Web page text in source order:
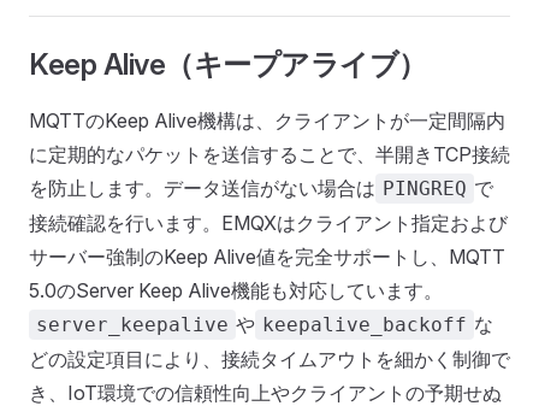
Keep Alive（キープアライブ）
MQTTのKeep Alive機構は、クライアントが一定間隔内
に定期的なパケットを送信することで、半開きTCP接続
を防止します。データ送信がない場合は PINGREQ で
接続確認を行います。EMQXはクライアント指定および
サーバー強制のKeep Alive値を完全サポートし、MQTT
5.0のServer Keep Alive機能も対応しています。
server_keepalive や keepalive_backoff な
どの設定項目により、接続タイムアウトを細かく制御で
き、IoT環境での信頼性向上やクライアントの予期せぬ